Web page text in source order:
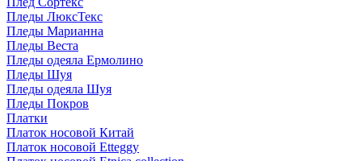
Пледы ЛюксТекс
Пледы Марианна
Пледы Веста
Пледы одеяла Ермолино
Пледы Шуя
Пледы одеяла Шуя
Пледы Покров
Платки
Платок носовой Китай
Платок носовой Etteggy